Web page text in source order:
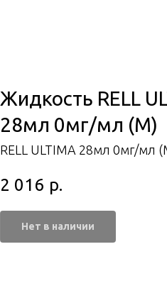
Жидкость RELL
28мл 0мг/мл (М)
RELL ULTIMA 28мл 0мг/мл
2 016 р.
Нет в наличии